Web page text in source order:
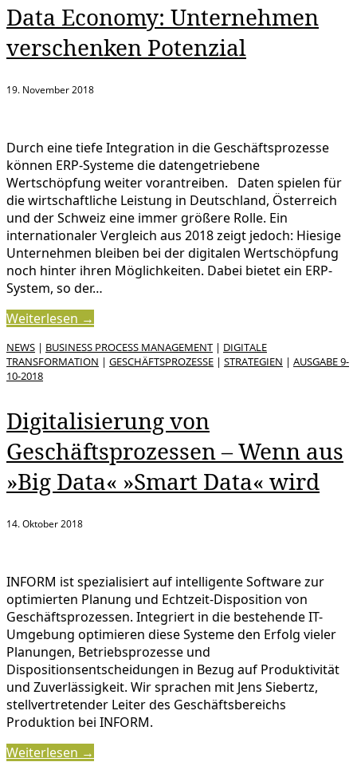
Data Economy: Unternehmen
verschenken Potenzial
19. November 2018
Durch eine tiefe Integration in die Geschäftsprozesse
können ERP-Systeme die datengetriebene
Wertschöpfung weiter vorantreiben. Daten spielen für
die wirtschaftliche Leistung in Deutschland, Österreich
und der Schweiz eine immer größere Rolle. Ein
internationaler Vergleich aus 2018 zeigt jedoch: Hiesige
Unternehmen bleiben bei der digitalen Wertschöpfung
noch hinter ihren Möglichkeiten. Dabei bietet ein ERP-
System, so der…
Weiterlesen →
NEWS | BUSINESS PROCESS MANAGEMENT | DIGITALE
TRANSFORMATION | GESCHÄFTSPROZESSE | STRATEGIEN | AUSGABE 9-
10-2018
Digitalisierung von
Geschäftsprozessen – Wenn aus
»Big Data« »Smart Data« wird
14. Oktober 2018
INFORM ist spezialisiert auf intelligente Software zur
optimierten Planung und Echtzeit-Disposition von
Geschäftsprozessen. Integriert in die bestehende IT-
Umgebung optimieren diese Systeme den Erfolg vieler
Planungen, Betriebsprozesse und
Dispositionsentscheidungen in Bezug auf Produktivität
und Zuverlässigkeit. Wir sprachen mit Jens Siebertz,
stellvertretender Leiter des Geschäftsbereichs
Produktion bei INFORM.
Weiterlesen →